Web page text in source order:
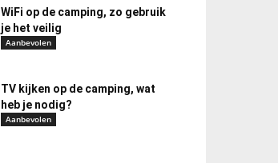
WiFi op de camping, zo gebruik
je het veilig
Aanbevolen
TV kijken op de camping, wat
heb je nodig?
Aanbevolen